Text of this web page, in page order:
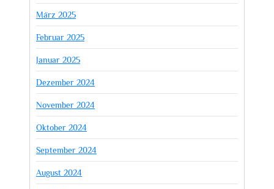
März 2025
Februar 2025
Januar 2025
Dezember 2024
November 2024
Oktober 2024
September 2024
August 2024